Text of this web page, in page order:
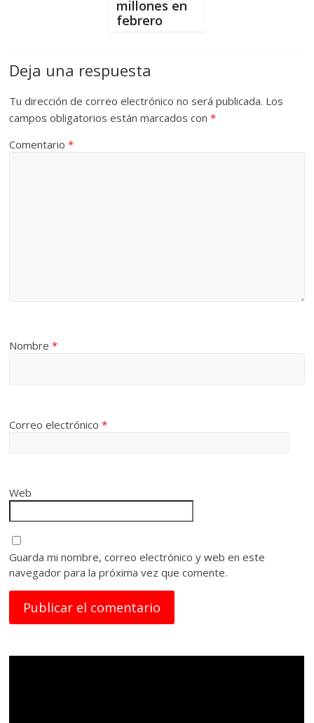
millones en
febrero
Deja una respuesta
Tu dirección de correo electrónico no será publicada. Los
campos obligatorios están marcados con*
Comentario*
Nombre*
Correo electrónico*
Web
Guarda mi nombre, correo electrónico y web en este
navegador para la próxima vez que comente.